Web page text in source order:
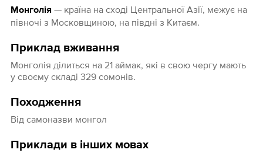
Монголія— країна на сході Центральної Азії, межує на
півночі з Московщиною, на півдні з Китаєм.
Приклад вживання
Монголія ділиться на 21 аймак, які в свою чергу мають
у своєму складі 329 сомонів.
Походження
Від самоназви монгол
Приклади в інших мовах